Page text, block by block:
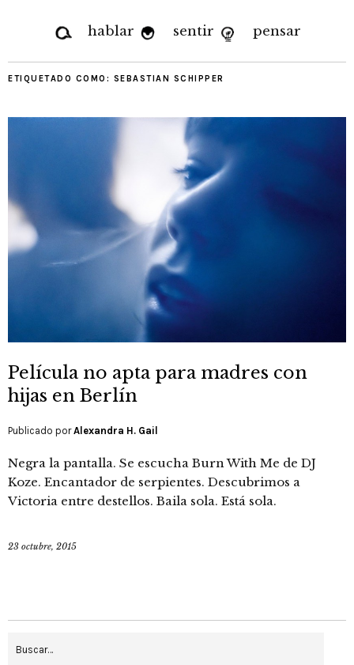
hablar sentir pensar
ETIQUETADO COMO: SEBASTIAN SCHIPPER
Película no apta para madres con
hijas en Berlín
Publicado porAlexandra H. Gail
Negra la pantalla. Se escucha Burn With Me de DJ
Koze. Encantador de serpientes. Descubrimos a
Victoria entre destellos. Baila sola. Está sola.
23 octubre, 2015